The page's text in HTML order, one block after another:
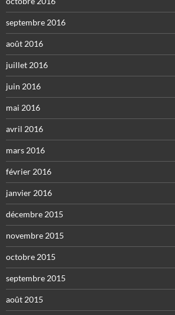
septembre 2016
août 2016
juillet 2016
juin 2016
mai 2016
avril 2016
mars 2016
février 2016
janvier 2016
décembre 2015
novembre 2015
octobre 2015
septembre 2015
août 2015